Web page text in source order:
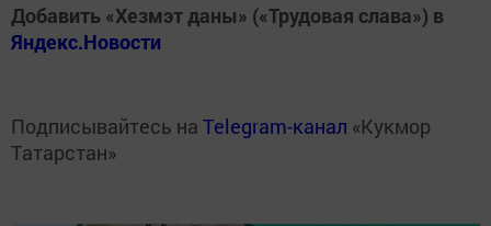
Добавить «Хезмэт даны» («Трудовая слава») в
Яндекс.Новости
Подписывайтесь на Telegram-канал «Кукмор
Татарстан»